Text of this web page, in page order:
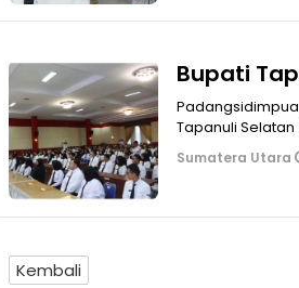
Bupati
Padangsidimpuan, MPOL Suasana Aula
Sumatera Utara
Kembali